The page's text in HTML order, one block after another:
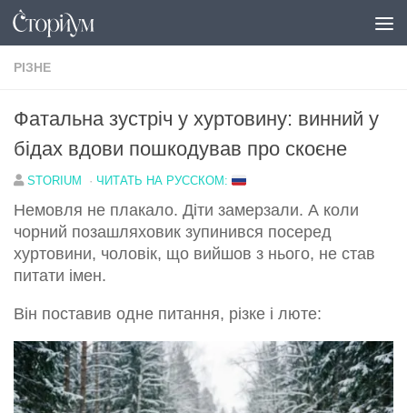
Перейти до вмісту
РІЗНЕ
Фатальна зустріч у хуртовину: винний у
бідах вдови пошкодував про скоєне
STORIUM · ЧИТАТЬ НА РУССКОМ:
Немовля не плакало. Діти замерзали. А коли
чорний позашляховик зупинився посеред
хуртовини, чоловік, що вийшов з нього, не став
питати імен.
Він поставив одне питання, різке і люте: